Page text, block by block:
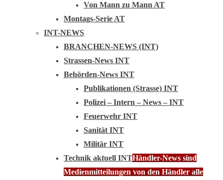
Von Mann zu Mann AT
Montags-Serie AT
INT-NEWS
BRANCHEN-NEWS (INT)
Strassen-News INT
Behörden-News INT
Publikationen (Strasse) INT
Polizei – Intern – News – INT
Feuerwehr INT
Sanität INT
Militär INT
Technik aktuell INTHändler-News sind
Medienmitteilungen von den Händler alle